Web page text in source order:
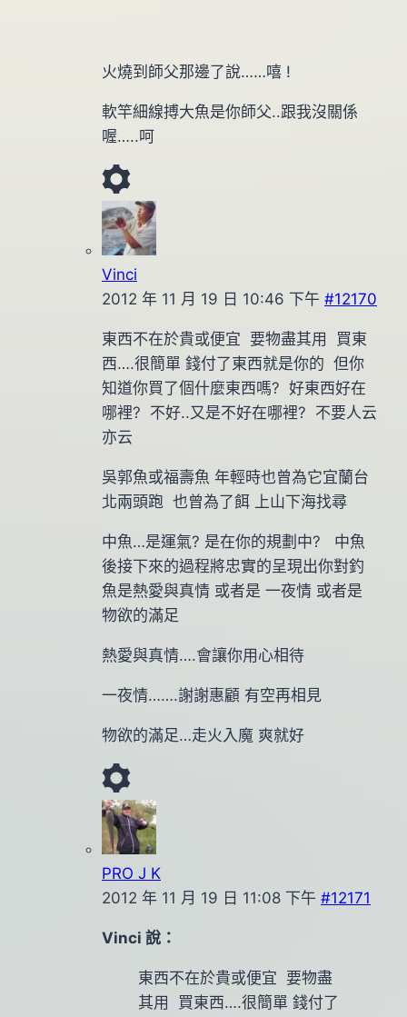
火燒到師父那邊了說……嘻 !
軟竿細線搏大魚是你師父..跟我沒關係
喔…..呵
Vinci
2012 年 11 月 19 日 10:46 下午 #12170
東西不在於貴或便宜 要物盡其用 買東
西….很簡單 錢付了東西就是你的 但你
知道你買了個什麼東西嗎? 好東西好在
哪裡? 不好..又是不好在哪裡? 不要人云
亦云
吳郭魚或福壽魚 年輕時也曾為它宜蘭台
北兩頭跑 也曾為了餌 上山下海找尋
中魚…是運氣? 是在你的規劃中? 中魚
後接下來的過程將忠實的呈現出你對釣
魚是熱愛與真情 或者是 一夜情 或者是
物欲的滿足
熱愛與真情….會讓你用心相待
一夜情…….謝謝惠顧 有空再相見
物欲的滿足…走火入魔 爽就好
PRO J K
2012 年 11 月 19 日 11:08 下午 #12171
Vinci 說：
東西不在於貴或便宜 要物盡
其用 買東西….很簡單 錢付了